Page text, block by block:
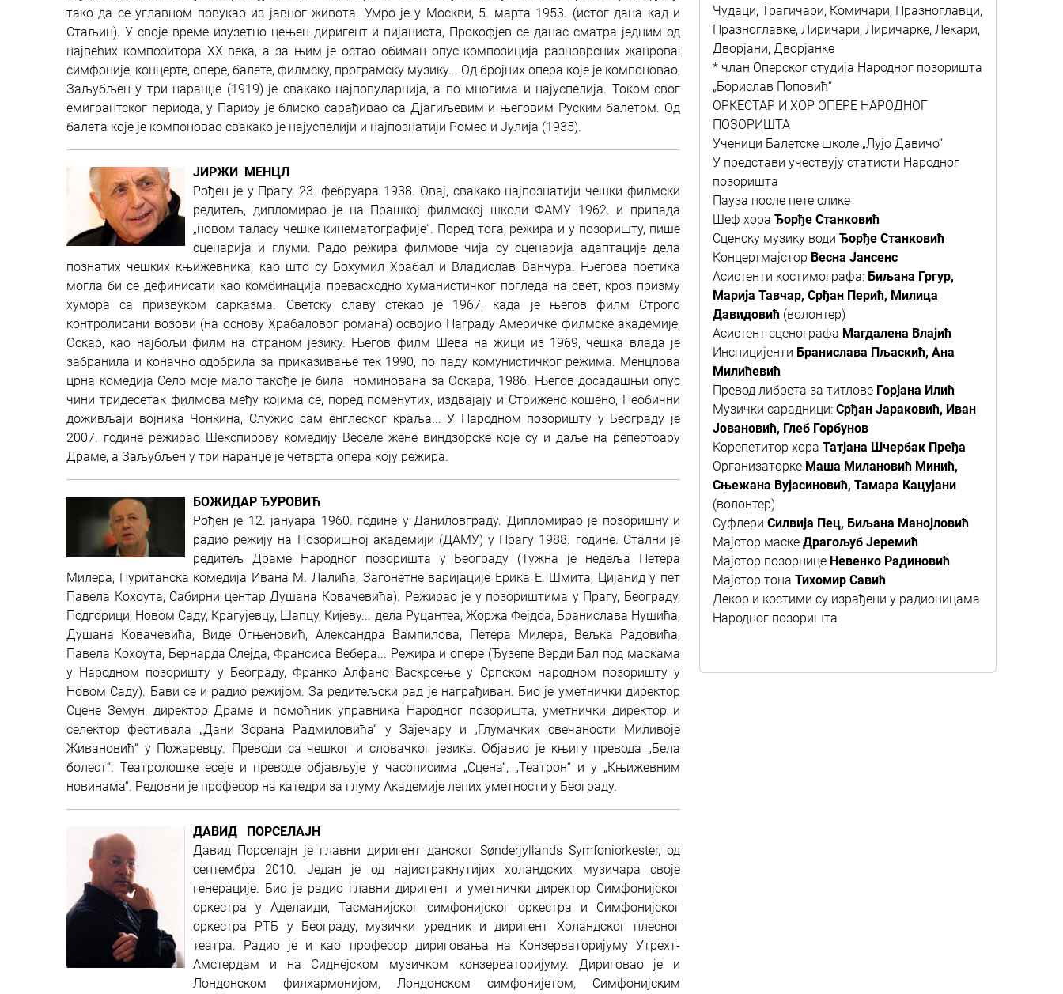
тако да се углавном повукао из јавног живота. Умро је у Москви, 5. марта 1953. (истог дана кад и
Стаљин). У своје време изузетно цењен диригент и пијаниста, Прокофјев се данас сматра једним од
највећих композитора XX века, а за њим је остао обиман опус композиција разноврсних жанрова:
симфоније, концерте, опере, бaлете, филмску, програмску музику... Од бројних опера које је компоновао,
Заљубљен у три наранџе (1919) је свакако најпопуларнија, а по многима и најуспелија. Током свог
емигрантског периода, у Паризу је блиско сарађивао са Дјагиљевим и његовим Руским балетом. Од
балета које је компоновао свакако је најуспелији и најпознатији Ромео и Јулија (1935).
ЈИРЖИ МЕНЦЛ
Рођен је у Прагу, 23. фебруара 1938. Овај, свакако најпознатији чешки филмски
редитељ, дипломирао је на Прашкој филмској школи ФАМУ 1962. и припада
„новом таласу чешке кинематографије“. Поред тога, режира и у позоришту, пише
сценарија и глуми. Радо режира филмове чија су сценарија адаптације дела
познатих чешких књижевника, као што су Бохумил Храбал и Владислав Ванчура. Његова поетика
могла би се дефинисати као комбинација превасходно хуманистичког погледа на свет, кроз призму
хумора са призвуком сарказма. Светску славу стекао је 1967, када је његов филм Строго
контрoлисани возови (на основу Храбаловог романа) освојио Награду Америчке филмске академије,
Оскар, као најбољи филм на страном језику. Његов филм Шева на жици из 1969, чешка влада је
забранила и коначно одобрила за приказивање тек 1990, по паду комунистичког режима. Менцлова
црна комедија Село моје мало такође је била номинована за Оскара, 1986. Његов досадашњи опус
чини тридесетак филмова међу којима се, поред поменутих, издвајају и Стрижено кошено, Необични
доживљаји војника Чонкина, Служио сам енглеског краља... У Народном позоришту у Београду је
2007. године режирао Шекспирову комедију Веселе жене виндзорске које су и даље на репертоару
Драме, а Заљубљен у три наранџе је четврта опера коју режира.
БОЖИДАР ЂУРОВИЋ
Рођен је 12. јануара 1960. године у Даниловграду. Дипломирао је позоришну и
радио режију на Позоришној академији (ДАМУ) у Прагу 1988. године. Стални је
редитељ Драме Народног позоришта у Београду (Тужна је недеља Петера
Милера, Пуританска комедија Ивана М. Лалића, Загонетне варијације Ерика Е. Шмита, Цијанид у пет
Павела Кохоута, Сабирни центар Душана Ковачевића). Режирао је у позориштима у Прагу, Београду,
Подгорици, Новом Саду, Крагујевцу, Шапцу, Кијеву... дела Руцантеа, Жоржа Фејдоа, Бранислава Нушића,
Душана Ковачевића, Виде Огњеновић, Александра Вампилова, Петера Милера, Вељка Радовића,
Павела Кохоута, Бернарда Слејда, Франсиса Вебера... Режира и опере (Ђузепе Верди Бал под маскама
у Народном позоришту у Београду, Франко Алфано Васкрсење у Српском народном позоришту у
Новом Саду). Бави се и радио режијом. За редитељски рад је награђиван. Био је уметнички директор
Сцене Земун, директор Драме и помоћник управника Народног позоришта, уметнички директор и
селектор фестивала „Дани Зорана Радмиловића“ у Зајечару и „Глумачких свечаности Миливоје
Живановић“ у Пожаревцу. Преводи са чешког и словачког језика. Објавио је књигу превода „Бела
болест“. Театролошке есеје и преводе објављује у часописима „Сцена“, „Театрон“ и у „Књижевним
новинама“. Редовни је професор на катедри за глуму Академије лепих уметности у Београду.
ДАВИД ПОРСЕЛАЈН
Давид Порселајн је главни диригент данског Sønderjyllands Symfoniorkester, од
септембра 2010. Један је од најистракнутијих холандских музичара своје
генерације. Био је радио главни диригент и уметнички директор Симфонијског
оркестра у Аделаиди, Тасманијског симфонијског оркестра и Симфонијског
оркестра РТБ у Београду, музички уредник и диригент Холандског плесног
театра. Радио је и као професор дириговања на Конзерваторијуму Утрехт-
Амстердам и на Сиднејском музичком конзерваторијуму. Дириговао је и
Лондонском филхармонијом, Лондонском симфонијетом, Симфонијским
Чудаци, Трагичари, Комичари, Празноглавци,
Празноглавке, Лиричари, Лиричарке, Лекари,
Дворјани, Дворјанке
* члан Оперског студија Народног позоришта
„Борислав Поповић“
ОРКЕСТАР И ХОР ОПЕРЕ НАРОДНОГ
ПОЗОРИШТА
Ученици Балетске школе „Лујо Давичо“
У представи учествују статисти Народног
позоришта
Пауза после пете слике
Шеф хора Ђорђе Станковић
Сценску музику води Ђорђе Станковић
Концертмајстор Весна Јансенс
Асистенти костимографа: Биљана Гргур,
Марија Тавчар, Срђан Перић, Милица
Давидовић (волонтер)
Асистент сценографа Магдалена Влајић
Инспицијенти Бранислава Пљаскић, Ана
Милићевић
Превод либрета за титлове Горјана Илић
Музички сарадници: Срђан Јараковић, Иван
Јовановић, Глеб Горбунов
Корепетитор хора Татјана Шчербак Пређа
Организаторке Маша Милановић Минић,
Сњежана Вујасиновић, Тамара Кацујани
(волонтер)
Суфлери Силвија Пец, Биљана Манојловић
Мајстор маске Драгољуб Јеремић
Мајстор позорнице Невенко Радиновић
Мајстор тона Тихомир Савић
Декор и костими су израђени у радионицама
Народног позоришта